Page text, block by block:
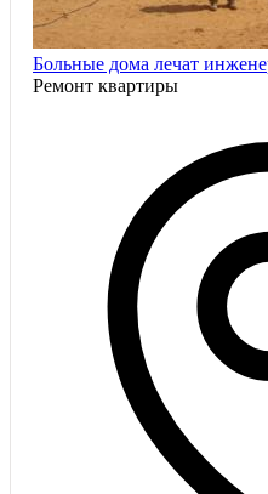
Больные дома лечат
Ремонт квартиры